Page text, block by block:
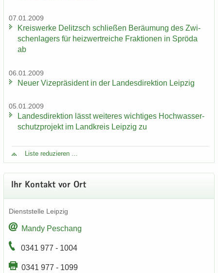
07.01.2009
Kreis­wer­ke De­litzsch schlie­ßen Be­räu­mung des Zwi­
schen­la­gers für heiz­wertrei­che Frak­tio­nen in Sprö­da
ab
06.01.2009
Neuer Vi­ze­prä­si­dent in der Lan­des­di­rek­ti­on Leip­zig
05.01.2009
Lan­des­di­rek­ti­on lässt wei­te­res wich­ti­ges Hoch­was­ser­
schutz­pro­jekt im Land­kreis Leip­zig zu
Liste re­du­zie­ren ...
Ihr Kon­takt vor Ort
Dienst­stel­le Leip­zig
Mandy Peschang
0341 977 - 1004
0341 977 - 1099